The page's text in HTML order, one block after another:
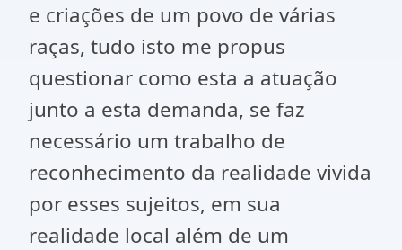
e criações de um povo de várias
raças, tudo isto me propus
questionar como esta a atuação
junto a esta demanda, se faz
necessário um trabalho de
reconhecimento da realidade vivida
por esses sujeitos, em sua
realidade local além de um